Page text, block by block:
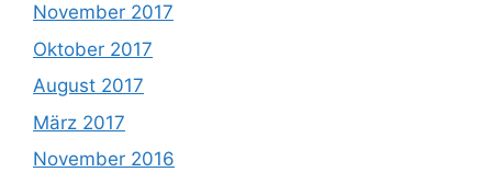
November 2017
Oktober 2017
August 2017
März 2017
November 2016